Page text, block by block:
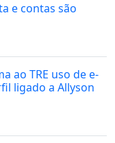
e contas são
ao TRE uso de e-
ligado a Allyson